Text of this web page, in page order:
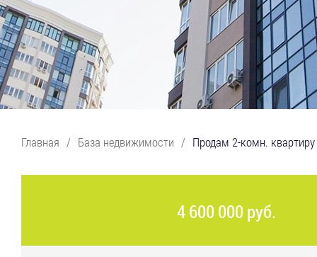
Главная / База недвижимости / Продам 2-комн. квартиру
4 600 000 руб.